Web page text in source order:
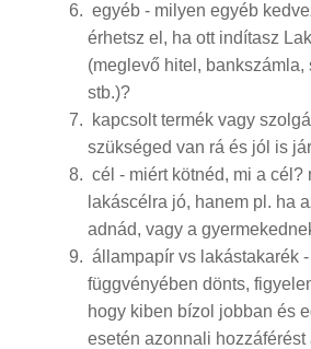
egyéb - milyen egyéb
érhetsz el, ha ott indítasz
(meglevő hitel, bankszámla,
stb.)?
kapcsolt termék vagy
szükséged van rá és jól is
cél - miért kötnéd, mi a cél?
lakáscélra jó, hanem pl. ha
adnád, vagy a
állampapír vs lakástakarék
függvényében dönts,
hogy kiben bízol jobban és
esetén azonnali hozzáférést